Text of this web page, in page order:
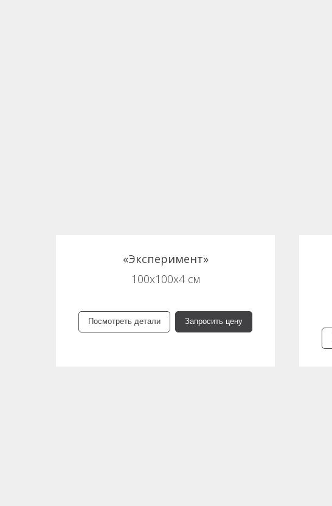
«Эксперимент»
100х100х4 см
Посмотреть детали Запросить цену